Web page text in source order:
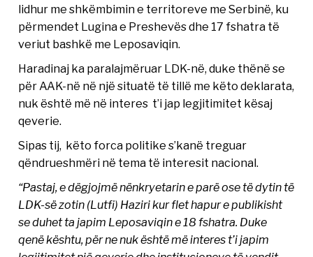
lidhur me shkëmbimin e territoreve me Serbinë, ku
përmendet Lugina e Preshevës dhe 17 fshatra të
veriut bashkë me Leposaviqin.
Haradinaj ka paralajmëruar LDK-në, duke thënë se
për AAK-në në një situatë të tillë me këto deklarata,
nuk është më në interes t’i jap legjitimitet kësaj
qeverie.
Sipas tij, këto forca politike s’kanë treguar
qëndrueshmëri në tema të interesit nacional.
“Pastaj, e dëgjojmë nënkryetarin e parë ose të dytin të
LDK-së zotin (Lutfi) Haziri kur flet hapur e publikisht
se duhet ta japim Leposaviqin e 18 fshatra. Duke
qenë kështu, për ne nuk është më interes t’i japim